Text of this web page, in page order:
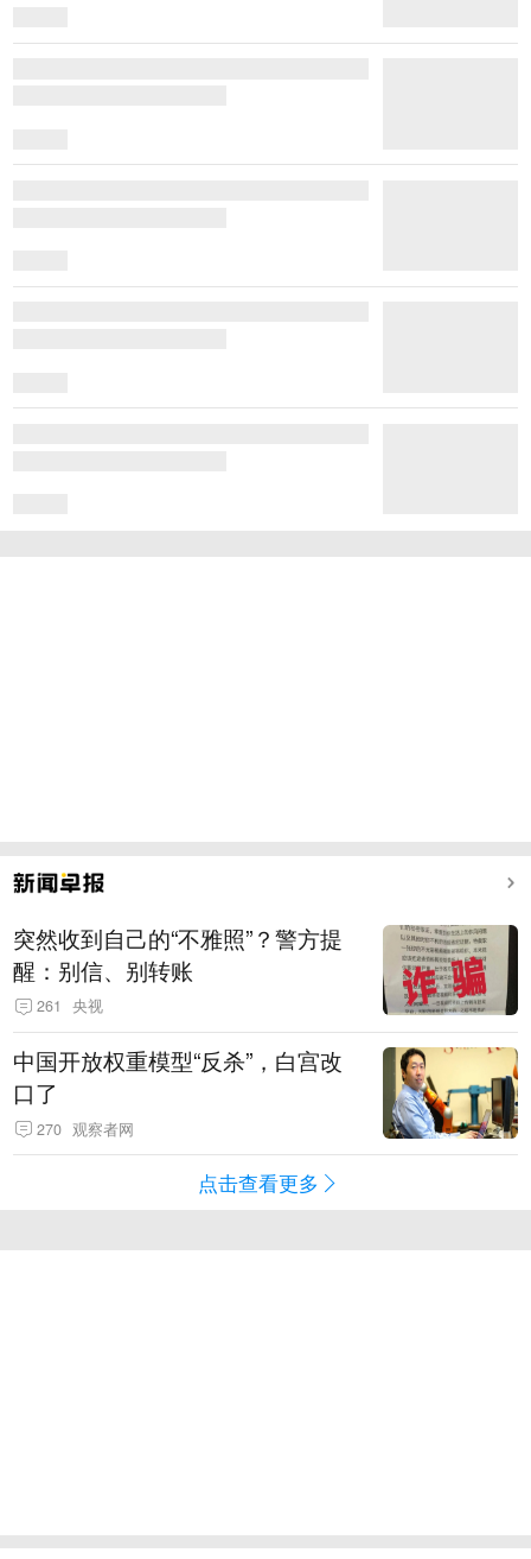
突然收到自己的“不雅照”？警方提
醒：别信、别转账
261 央视
中国开放权重模型“反杀”，白宫改
口了
270 观察者网
点击查看更多